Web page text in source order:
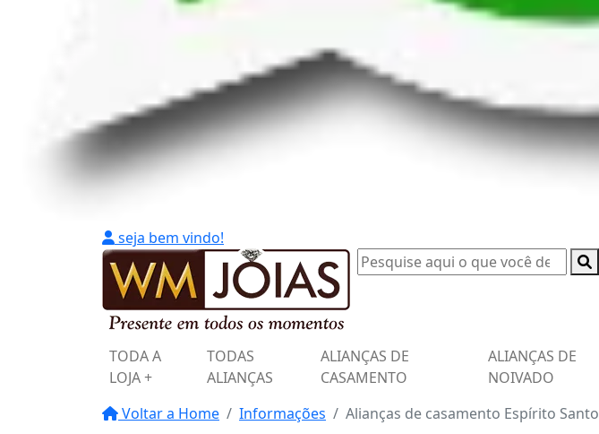
seja bem vindo!
TODA A
LOJA +
TODAS
ALIANÇAS
ALIANÇAS DE
CASAMENTO
ALIANÇAS DE
NOIVADO
Voltar a Home Informações Alianças de casamento Espírito Santo